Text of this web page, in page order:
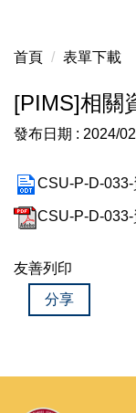
首頁 表單下載
[PIMS]相關
發布日期 : 2024/
CSU-P-D-
CSU-P-D-
友善列印
分享